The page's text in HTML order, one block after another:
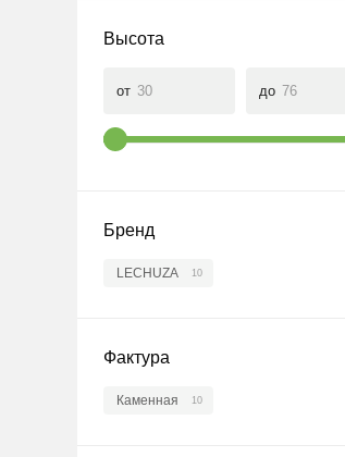
Высота
от до
Бренд
LECHUZA 10
Фактура
Каменная 10